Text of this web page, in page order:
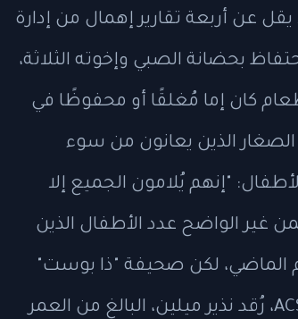
يقل عن أربعة تقارير إهمال من إدارة
لهما بالاحتفاظ بحضانة الصبي وإخوته الثلاثة،
كان إما مُغلقًا أو محفوظًا في
الصغار الذين يعانون من سوء
"إنهم يُلامون الجميع إلا
غير الواضح عدد الأطفال الذين
الماضي، لكن صحيفة "ذا بوست"
تُسلط الضوء على سبع حالات بارزة. في أحدث فشلٍ لـ ACS، رُقد نذير ميلين، البالغ من العمر